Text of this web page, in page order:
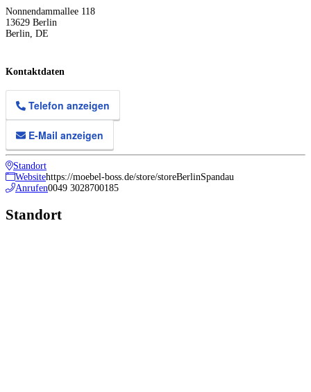
Nonnendammallee 118
13629 Berlin
Berlin DE
Kontaktdaten
Telefon anzeigen
E-Mail anzeigen
Standort
Websitehttps://moebel-boss.de/store/storeBerlinSpandau
Anrufen0049 3028700185
Standort